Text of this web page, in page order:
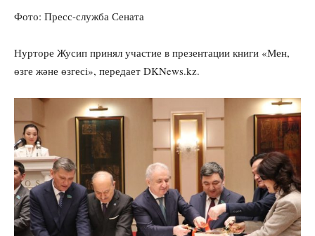
Фото: Пресс-служба Сената
Нурторе Жусип принял участие в презентации книги «Мен,
өзге және өзгесі», передает DKNews.kz.